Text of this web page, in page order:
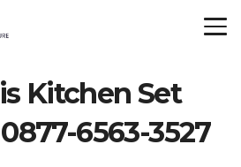
Kitchen Set
6563-3527